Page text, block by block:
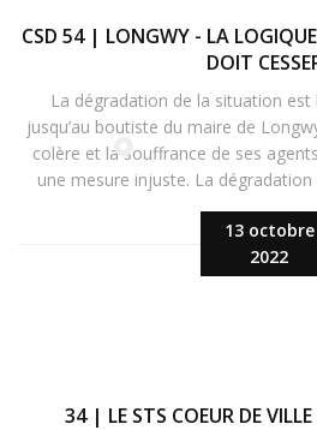
13 octobre
2022
CSD 54 | LONGWY - LA LOGIQUE
DOIT
La dégradation de la situation est
jusqu’au boutiste du maire de
colère et la souffrance de ses
une mesure injuste. La
34 | LE STS COEUR DE